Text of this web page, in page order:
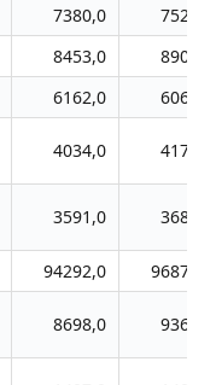
7380,0
7528,0
8453,0
8902,0
6162,0
6062,0
4034,0 4171,0
3591,0 3688,0
94292,0
96870,0
8698,0 9362,0